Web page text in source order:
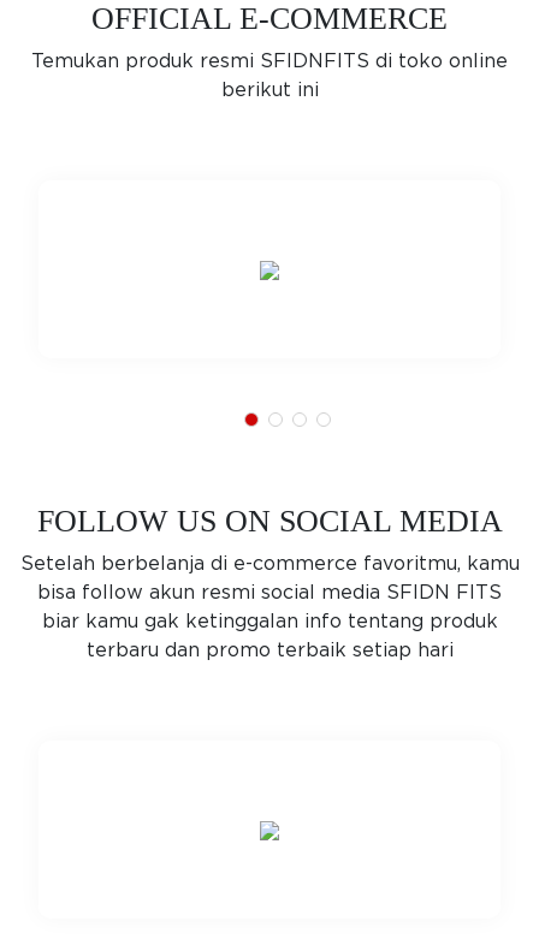
OFFICIAL E-COMMERCE
Temukan produk resmi SFIDNFITS di toko online
berikut ini
FOLLOW US ON SOCIAL MEDIA
Setelah berbelanja di e-commerce favoritmu, kamu
bisa follow akun resmi social media SFIDN FITS
biar kamu gak ketinggalan info tentang produk
terbaru dan promo terbaik setiap hari